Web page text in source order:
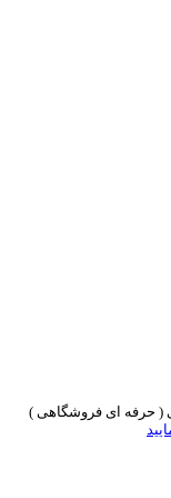
( حرفه ای فروشگاهی )